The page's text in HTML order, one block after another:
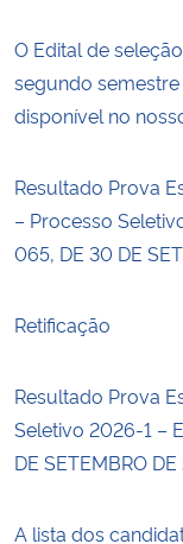
O Edital de
segundo
disponível no
Resultado Prova
– Processo
065, DE 30 DE
Retificação
Resultado Prova
Seletivo 2026-1 –
DE SETEMBRO
A lista dos